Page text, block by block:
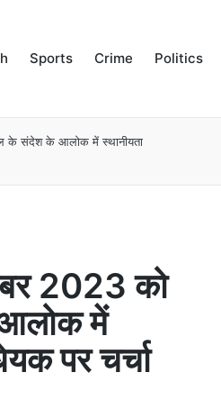
Sports Crime Politics
के संदेश के आलोक में स्थानीयता
2023 को
में
पर चर्चा